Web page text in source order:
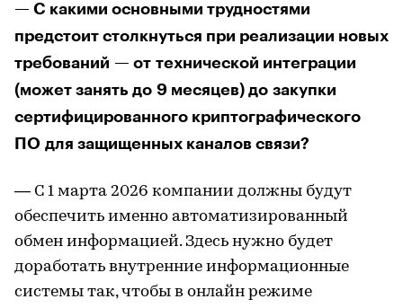
— С какими основными трудностями
предстоит столкнуться при реализации новых
требований — от технической интеграции
(может занять до 9 месяцев) до закупки
сертифицированного криптографического
ПО для защищенных каналов связи?
— С 1 марта 2026 компании должны будут
обеспечить именно автоматизированный
обмен информацией. Здесь нужно будет
доработать внутренние информационные
системы так, чтобы в онлайн режиме